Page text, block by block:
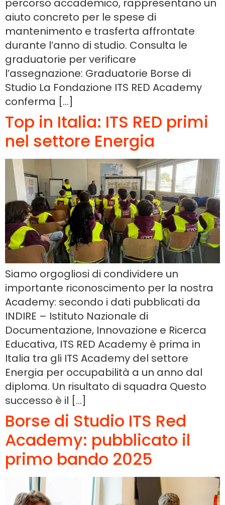
percorso accademico, rappresentano un
aiuto concreto per le spese di
mantenimento e trasferta affrontate
durante l’anno di studio. Consulta le
graduatorie per verificare
l’assegnazione: Graduatorie Borse di
Studio La Fondazione ITS RED Academy
conferma […]
Top in Italia: ITS RED primi
nel settore Energia
Siamo orgogliosi di condividere un
importante riconoscimento per la nostra
Academy: secondo i dati pubblicati da
INDIRE – Istituto Nazionale di
Documentazione, Innovazione e Ricerca
Educativa, ITS RED Academy è prima in
Italia tra gli ITS Academy del settore
Energia per occupabilità a un anno dal
diploma. Un risultato di squadra Questo
successo è il […]
Borse di Studio ITS Red
Academy: pubblicato il
primo bando 2025